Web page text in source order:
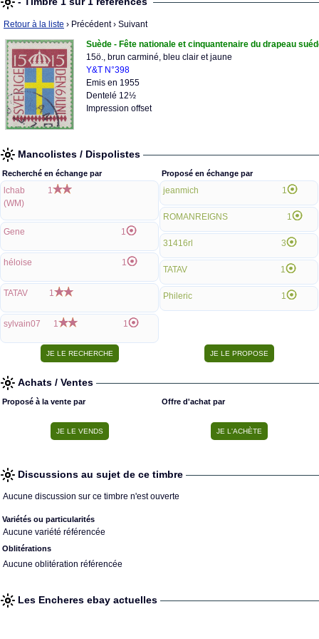
Retour à la liste › Précédent› Suivant
Suède - Fête nationale et cinquantenaire du drapeau
15ö., brun carminé, bleu clair et jaune
Y&T N°398
Emis en 1955
Dentelé 12½
Impression offset
Mancolistes / Dispolistes
Recherché en échange par
lchab
(WM)
1
Gene 1
héloise 1
TATAV 1
sylvain07 1 1
Proposé en échange par
jeanmich 1
ROMANREIGNS 1
31416rl 3
TATAV 1
Phileric 1
Achats / Ventes
Proposé à la vente par Offre d'achat par
Discussions au sujet de ce timbre
Aucune discussion sur ce timbre n'est ouverte
Variétés ou particularités
Aucune variété référencée
Oblitérations
Aucune oblitération référencée
Les Encheres ebay actuelles